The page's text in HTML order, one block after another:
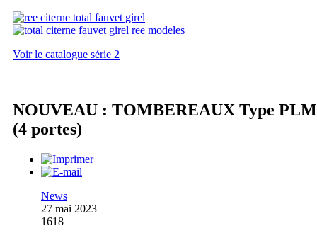
Voir le catalogue série 2
NOUVEAU : TOMBEREAUX Type PLM
(4 portes)
News
27 mai 2023
1618